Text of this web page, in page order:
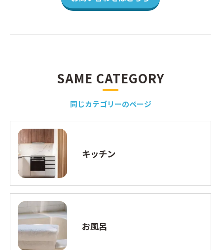
同じカテゴリーのページ
SAME CATEGORY
キッチン
お風呂